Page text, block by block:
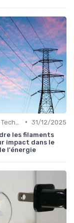
• 31/12/2025
les filaments
impact dans le
l'énergie